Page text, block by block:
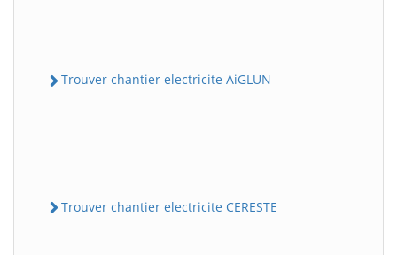
Trouver chantier electricite AiGLUN
Trouver chantier electricite CERESTE